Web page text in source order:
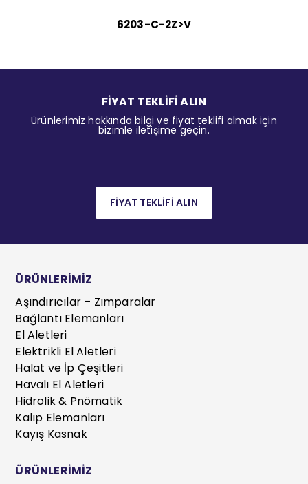
6203-C-2Z>V
FİYAT TEKLİFİ ALIN
Ürünlerimiz hakkında bilgi ve fiyat teklifi almak için
bizimle iletişime geçin.
FİYAT TEKLİFİ ALIN
ÜRÜNLERİMİZ
Aşındırıcılar – Zımparalar
Bağlantı Elemanları
El Aletleri
Elektrikli El Aletleri
Halat ve İp Çeşitleri
Havalı El Aletleri
Hidrolik & Pnömatik
Kalıp Elemanları
Kayış Kasnak
ÜRÜNLERİMİZ